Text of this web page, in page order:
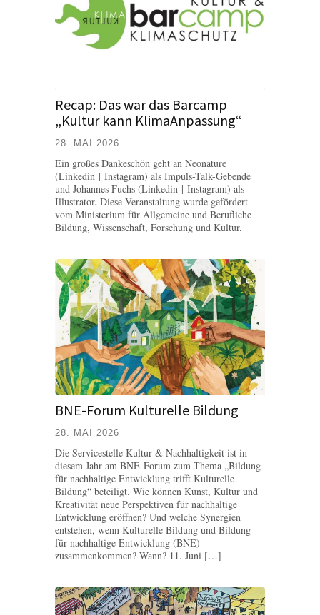
Recap: Das war das Barcamp
„Kultur kann KlimaAnpassung“
28. MAI 2026
Ein großes Dankeschön geht an Neonature
(Linkedin | Instagram) als Impuls-Talk-Gebende
und Johannes Fuchs (Linkedin | Instagram) als
Illustrator. Diese Veranstaltung wurde gefördert
vom Ministerium für Allgemeine und Berufliche
Bildung, Wissenschaft, Forschung und Kultur.
BNE-Forum Kulturelle Bildung
28. MAI 2026
Die Servicestelle Kultur & Nachhaltigkeit ist in
diesem Jahr am BNE-Forum zum Thema „Bildung
für nachhaltige Entwicklung trifft Kulturelle
Bildung“ beteiligt. Wie können Kunst, Kultur und
Kreativität neue Perspektiven für nachhaltige
Entwicklung eröffnen? Und welche Synergien
entstehen, wenn Kulturelle Bildung und Bildung
für nachhaltige Entwicklung (BNE)
zusammenkommen? Wann? 11. Juni […]